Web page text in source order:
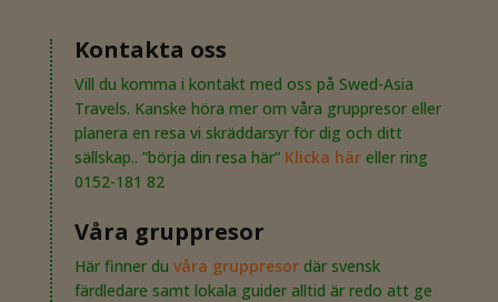
Kontakta oss
Vill du komma i kontakt med oss på Swed-Asia
Travels. Kanske höra mer om våra gruppresor eller
planera en resa vi skräddarsyr för dig och ditt
sällskap.. ”börja din resa här” Klicka häreller ring
0152-181 82
Våra gruppresor
Här finner du våra gruppresordär svensk
färdledare samt lokala guider alltid är redo att ge